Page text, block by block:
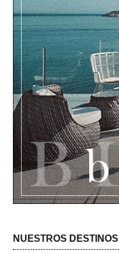
NUESTROS DESTINOS